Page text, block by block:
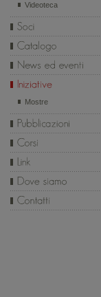
Videoteca
Mostre